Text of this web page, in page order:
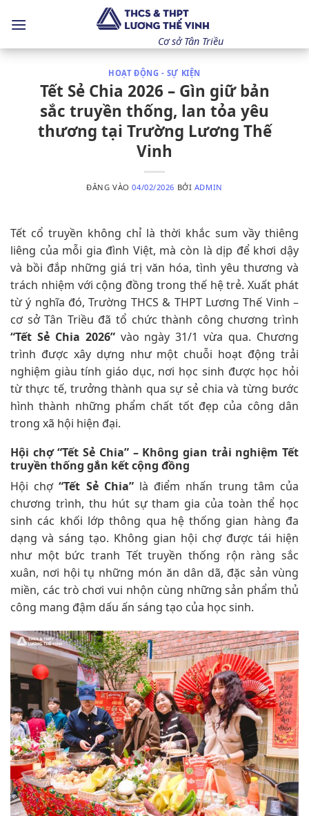
qua
Cơ sở Tân Triều
HOẠT ĐỘNG - SỰ KIỆN
Tết Sẻ Chia 2026 – Gìn giữ bản
sắc truyền thống, lan tỏa yêu
thương tại Trường Lương Thế
Vinh
ĐĂNG VÀO04/02/2026 BỞI ADMIN
Tết cổ truyền không chỉ là thời khắc sum vầy thiêng
liêng của mỗi gia đình Việt, mà còn là dịp để khơi dậy
và bồi đắp những giá trị văn hóa, tình yêu thương và
trách nhiệm với cộng đồng trong thế hệ trẻ. Xuất phát
từ ý nghĩa đó, Trường THCS & THPT Lương Thế Vinh –
cơ sở Tân Triều đã tổ chức thành công chương trình
“Tết Sẻ Chia 2026”vào ngày 31/1 vừa qua. Chương
trình được xây dựng như một chuỗi hoạt động trải
nghiệm giàu tính giáo dục, nơi học sinh được học hỏi
từ thực tế, trưởng thành qua sự sẻ chia và từng bước
hình thành những phẩm chất tốt đẹp của công dân
trong xã hội hiện đại.
Hội chợ “Tết Sẻ Chia” – Không gian trải nghiệm Tết
truyền thống gắn kết cộng đồng
Hội chợ“Tết Sẻ Chia”là điểm nhấn trung tâm của
chương trình, thu hút sự tham gia của toàn thể học
sinh các khối lớp thông qua hệ thống gian hàng đa
dạng và sáng tạo. Không gian hội chợ được tái hiện
như một bức tranh Tết truyền thống rộn ràng sắc
xuân, nơi hội tụ những món ăn dân dã, đặc sản vùng
miền, các trò chơi vui nhộn cùng những sản phẩm thủ
công mang đậm dấu ấn sáng tạo của học sinh.